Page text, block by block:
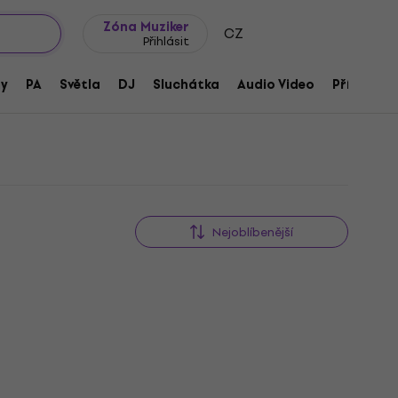
Zóna Muziker
Přihlásit CZ
PA Světla DJ Sluchátka Audio Video
Nejoblíbenější